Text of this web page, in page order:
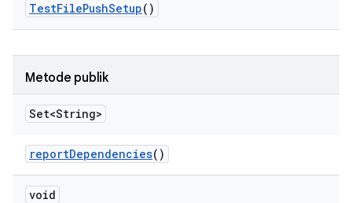
TestFilePushSetup()
Metode publik
Set<String>
reportDependencies()
void